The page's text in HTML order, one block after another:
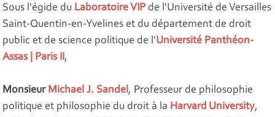
Sous l'égide du Laboratoire VIP de l'Université de Versailles
Saint-Quentin-en-Yvelines et du département de droit
public et de science politique de l'Université Panthéon-
Assas | Paris II,
Monsieur Michael J. Sandel, Professeur de philosophie
politique et philosophie du droit à la Harvard University,